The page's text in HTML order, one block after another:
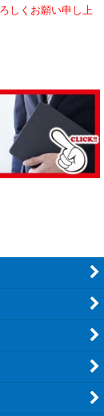
しくお願い申し上